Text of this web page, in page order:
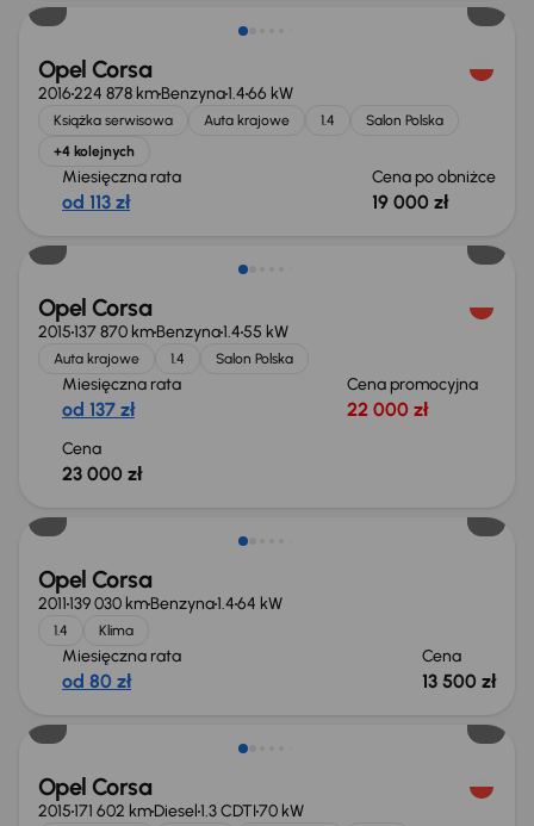
Opel Corsa
2016224 878 kmBenzyna1.466 kW
Książka serwisowa Auta krajowe 1.4
Salon Polska
+4 kolejnych
Miesięczna rata
od 113 zł
Cena po obniżce
19 000 zł
Opel Corsa
2015137 870 kmBenzyna1.455 kW
Auta krajowe 1.4 Salon Polska
Miesięczna rata
od 137 zł
Cena promocyjna
22 000 zł
Cena
23 000 zł
Opel Corsa
2011139 030 kmBenzyna1.464 kW
1.4 Klima
Miesięczna rata
od 80 zł
Cena
13 500 zł
Opel Corsa
2015171 602 kmDiesel1.3 CDTI70 kW